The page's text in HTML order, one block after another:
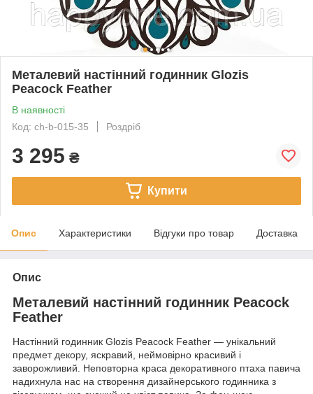
Металевий настінний годинник Glozis
Peacock Feather
В наявності
Код: ch-b-015-35
Роздріб
3 295 ₴
Купити
Опис Характеристики Відгуки про товар Доставка
Опис
Металевий настінний годинник Peacock
Feather
Настінний годинник Glozis Peacock Feather — унікальний
предмет декору, яскравий, неймовірно красивий і
заворожливий. Неповторна краса декоративного птаха павича
надихнула нас на створення дизайнерського годинника з